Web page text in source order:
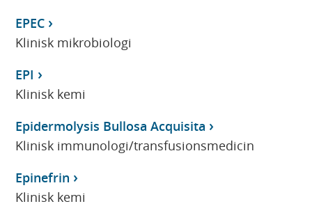
EPEC
Klinisk mikrobiologi
EPI
Klinisk kemi
Epidermolysis Bullosa Acquisita
Klinisk immunologi/transfusionsmedicin
Epinefrin
Klinisk kemi